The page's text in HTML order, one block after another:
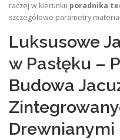
raczej w kierunku poradnika
szczegółowe parametry
Luksusowe
w Pasłęku –
Budowa
Drewnianymi